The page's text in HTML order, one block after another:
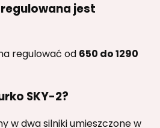
jest
regulować od 650 do 1290
SKY-2?
w dwa silniki umieszczone w